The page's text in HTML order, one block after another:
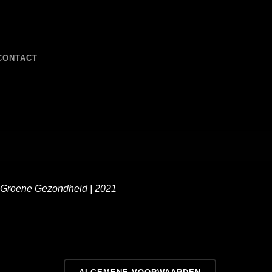
Gezondheid | 2021